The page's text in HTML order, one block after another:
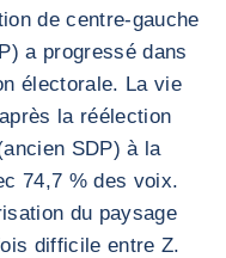
de centre-gauche
a progressé dans
électorale. La vie
la réélection
SDP) à la
74,7 % des voix.
du paysage
difficile entre Z.